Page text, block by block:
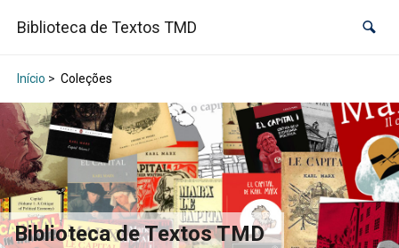
Biblioteca de Textos TMD
Início > Coleções
Biblioteca de Textos TMD